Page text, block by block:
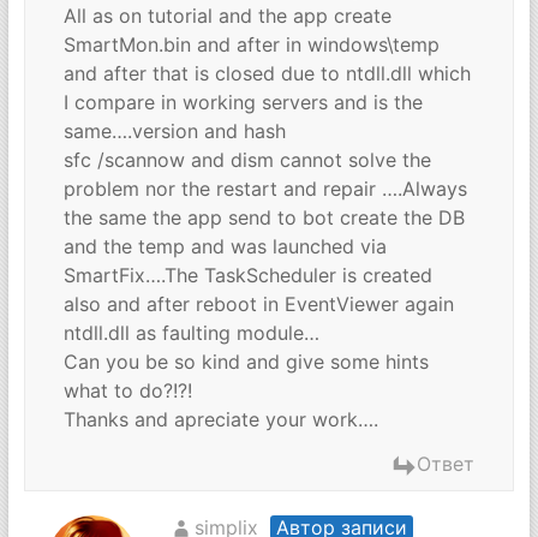
All as on tutorial and the app create
SmartMon.bin and after in windows\temp
and after that is closed due to ntdll.dll which
I compare in working servers and is the
same….version and hash
sfc /scannow and dism cannot solve the
problem nor the restart and repair ….Always
the same the app send to bot create the DB
and the temp and was launched via
SmartFix….The TaskScheduler is created
also and after reboot in EventViewer again
ntdll.dll as faulting module…
Can you be so kind and give some hints
what to do?!?!
Thanks and apreciate your work….
Ответ
simplix
Автор записи